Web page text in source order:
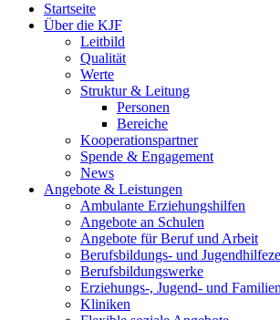
Startseite
Über die KJF
Leitbild
Qualität
Werte
Struktur & Leitung
Personen
Bereiche
Kooperationspartner
Spende & Engagement
News
Angebote & Leistungen
Ambulante Erziehungshilfen
Angebote an Schulen
Angebote für Beruf und Arbeit
Berufsbildungs- und
Berufsbildungswerke
Erziehungs-, Jugend- und
Kliniken